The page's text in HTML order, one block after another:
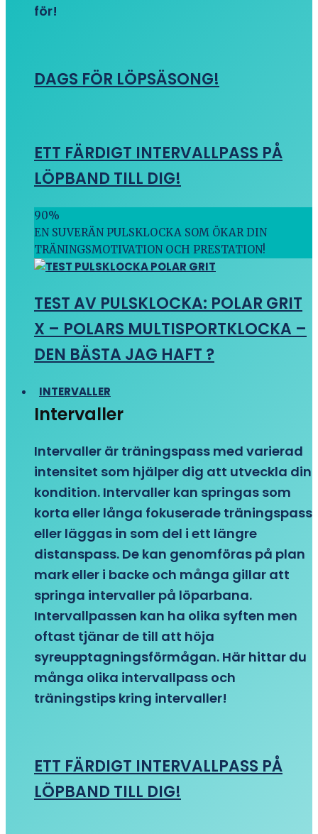
för!
DAGS FÖR LÖPSÄSONG!
ETT FÄRDIGT INTERVALLPASS PÅ
LÖPBAND TILL DIG!
90%
EN SUVERÄN PULSKLOCKA SOM ÖKAR DIN
TRÄNINGSMOTIVATION OCH PRESTATION!
TEST AV PULSKLOCKA: POLAR GRIT
X – POLARS MULTISPORTKLOCKA –
DEN BÄSTA JAG HAFT ?
INTERVALLER
Intervaller
Intervaller är träningspass med varierad
intensitet som hjälper dig att utveckla din
kondition. Intervaller kan springas som
korta eller långa fokuserade träningspass
eller läggas in som del i ett längre
distanspass. De kan genomföras på plan
mark eller i backe och många gillar att
springa intervaller på löparbana.
Intervallpassen kan ha olika syften men
oftast tjänar de till att höja
syreupptagningsförmågan. Här hittar du
många olika intervallpass och
träningstips kring intervaller!
ETT FÄRDIGT INTERVALLPASS PÅ
LÖPBAND TILL DIG!